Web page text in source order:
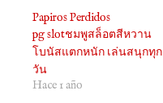
Papiros Perdidos
pg slotชมพูสล็อตสีหวาน
โบนัสแตกหนัก เล่นสนุกทุก
วัน
Hace 1 año